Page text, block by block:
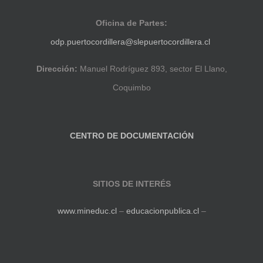
Oficina de Partes:
odp.puertocordillera@slepuertocordillera.cl
Dirección: Manuel Rodríguez 893, sector El Llano,
Coquimbo
CENTRO DE DOCUMENTACIÓN
SITIOS DE INTERÉS
www.mineduc.cl – educacionpublica.cl –